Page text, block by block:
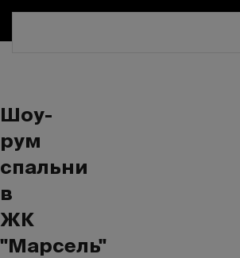
Шоу-
рум
спальни
в
ЖК
"Марсель"